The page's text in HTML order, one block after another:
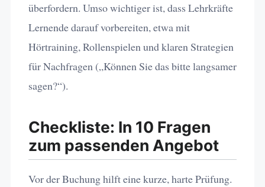
überfordern. Umso wichtiger ist, dass Lehrkräfte
Lernende darauf vorbereiten, etwa mit
Hörtraining, Rollenspielen und klaren Strategien
für Nachfragen („Können Sie das bitte langsamer
sagen?“).
Checkliste: In 10 Fragen
zum passenden Angebot
Vor der Buchung hilft eine kurze, harte Prüfung.